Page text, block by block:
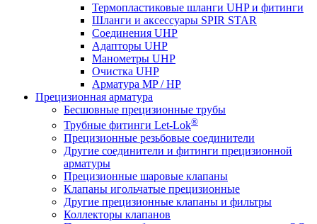
Термопластиковые шланги UHP и фитинги
Шланги и аксессуары SPIR STAR
Соединения UHP
Адапторы UHP
Манометры UHP
Очистка UHP
Арматура MP / HP
Прецизионная арматура
Бесшовные прецизионные трубы
Трубные фитинги Let-Lok®
Прецизионные резьбовые соединители
Другие соединители и фитинги прецизионной
арматуры
Прецизионные шаровые клапаны
Клапаны игольчатые прецизионные
Другие прецизионные клапаны и фильтры
Коллекторы клапанов